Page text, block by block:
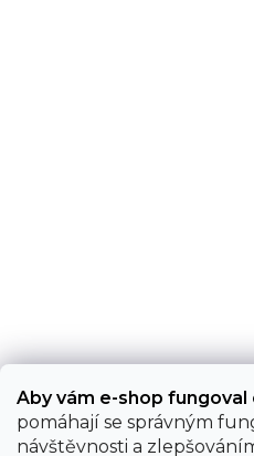
Aby vám e-shop fungoval
pomáhají se správným
návštěvnosti a